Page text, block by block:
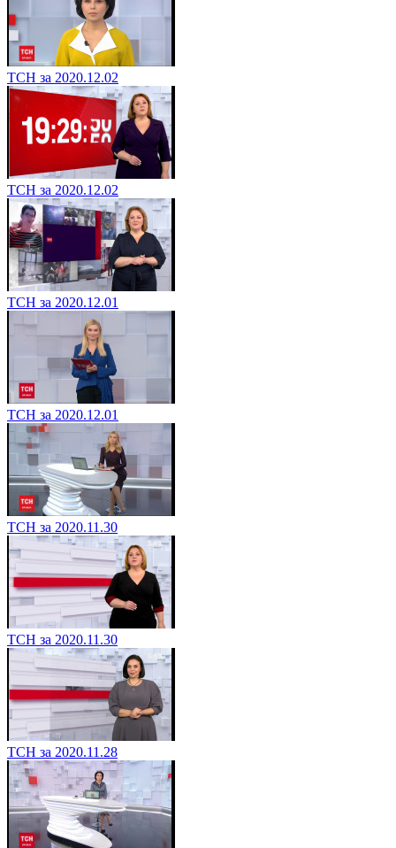
ТСН за 2020.12.02
ТСН за 2020.12.02
ТСН за 2020.12.01
ТСН за 2020.12.01
ТСН за 2020.11.30
ТСН за 2020.11.30
ТСН за 2020.11.28